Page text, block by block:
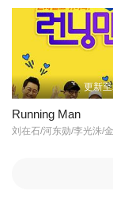
20250614
20250802
旅程中將透過半記
中的歷程。每一滴
化成跨世代間的深
錄式的鏡頭，一起
更新
Running Man